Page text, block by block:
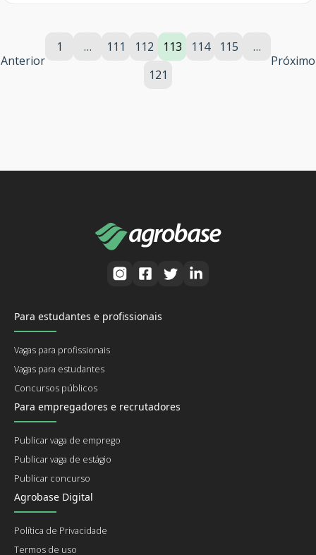
Anterior
1 … 111 112 113 114 115
…
121
Próximo
Para estudantes e profissionais
Vagas para profissionais
Vagas para estudantes
Concursos públicos
Para empregadores e recrutadores
Publicar vaga de emprego
Publicar vaga de estágio
Publicar concurso
Agrobase Digital
Política de Privacidade
Termos de uso